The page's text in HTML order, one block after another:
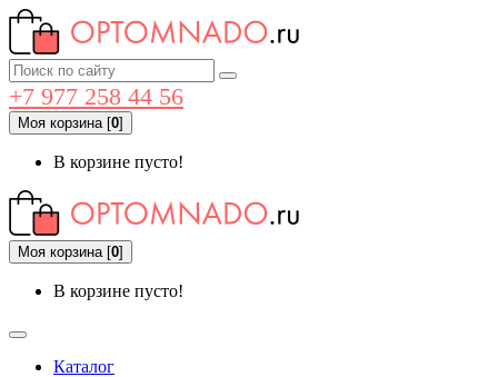
+7 977 258 44 56
Моя корзина[0]
В корзине пусто!
Моя корзина[0]
В корзине пусто!
Каталог